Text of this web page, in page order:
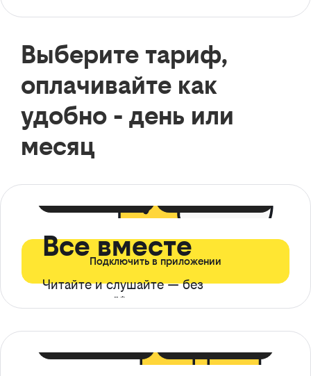
Выберите тариф,
оплачивайте как
удобно - день или
месяц
Все вместе
Читайте и слушайте — без
ограничений*
Подключить в приложении